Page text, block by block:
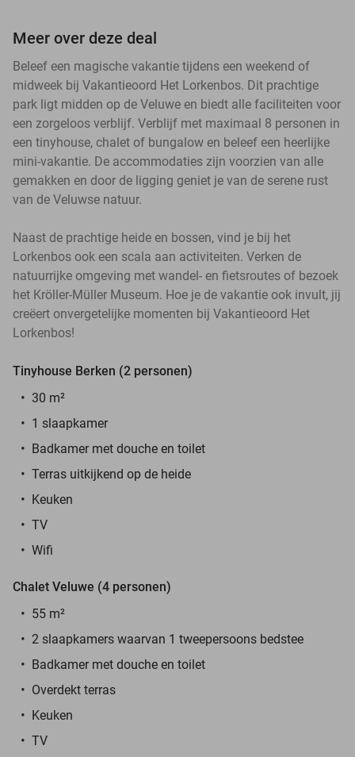
Meer over deze deal
Beleef een magische vakantie tijdens een weekend of
midweek bij Vakantieoord Het Lorkenbos. Dit prachtige
park ligt midden op de Veluwe en biedt alle faciliteiten voor
een zorgeloos verblijf. Verblijf met maximaal 8 personen in
een tinyhouse, chalet of bungalow en beleef een heerlijke
mini-vakantie. De accommodaties zijn voorzien van alle
gemakken en door de ligging geniet je van de serene rust
van de Veluwse natuur.
Naast de prachtige heide en bossen, vind je bij het
Lorkenbos ook een scala aan activiteiten. Verken de
natuurrijke omgeving met wandel- en fietsroutes of bezoek
het Kröller-Müller Museum. Hoe je de vakantie ook invult, jij
creëert onvergetelijke momenten bij Vakantieoord Het
Lorkenbos!
Tinyhouse Berken (2 personen)
30 m²
1 slaapkamer
Badkamer met douche en toilet
Terras uitkijkend op de heide
Keuken
TV
Wifi
Chalet Veluwe (4 personen)
55 m²
2 slaapkamers waarvan 1 tweepersoons bedstee
Badkamer met douche en toilet
Overdekt terras
Keuken
TV